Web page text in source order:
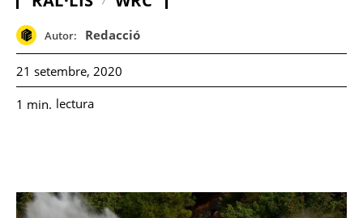
Autor: Redacció
21 setembre, 2020
1 min. lectura